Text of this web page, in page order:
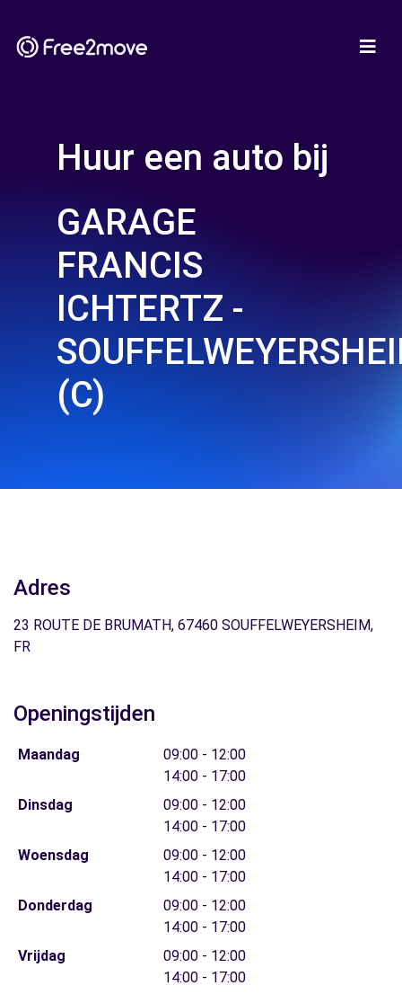
Huur een auto bij
GARAGE
FRANCIS
ICHTERTZ -
(C)
Adres
23 ROUTE DE BRUMATH, 67460 SOUFFELWEYERSHEIM,
FR
Openingstijden
Maandag
09:00 - 12:00
14:00 - 17:00
Dinsdag
09:00 - 12:00
14:00 - 17:00
Woensdag
09:00 - 12:00
14:00 - 17:00
Donderdag
09:00 - 12:00
14:00 - 17:00
Vrijdag
09:00 - 12:00
14:00 - 17:00